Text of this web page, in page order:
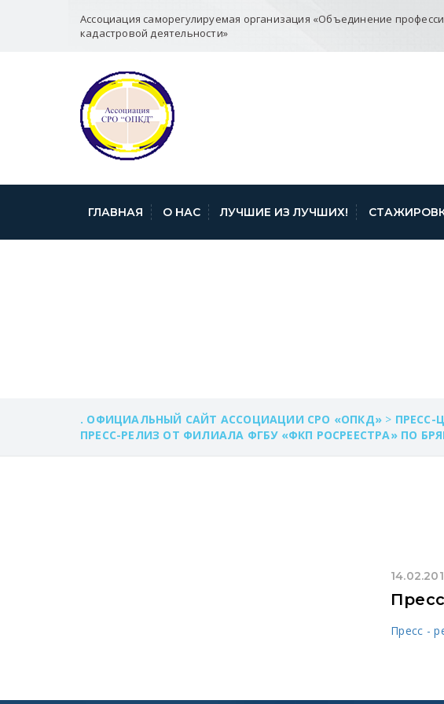
Ассоциация саморегулируемая организация «Объединение
кадастровой деятельности»
ГЛАВНАЯ О НАС ЛУЧШИЕ ИЗ ЛУЧШИХ!
. ОФИЦИАЛЬНЫЙ САЙТ АССОЦИАЦИИ СРО «ОПКД» > ПРЕСС-
ПРЕСС-РЕЛИЗ ОТ ФИЛИАЛА ФГБУ «ФКП РОСРЕЕСТРА» ПО
Пресс -